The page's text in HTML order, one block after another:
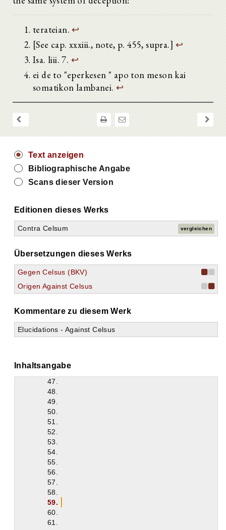
terateian. ↩
[See cap. xxxiii., note, p. 455, supra.]↩
Isa. liii. 7. ↩
ei de to "eperkesen " apo ton meson kai
somatikon lambanei. ↩
Text anzeigen
Bibliographische Angabe
Scans dieser Version
Editionen dieses Werks
Contra Celsum vergleichen
Übersetzungen dieses Werks
Gegen Celsus (BKV)
Origen Against Celsus
Kommentare zu diesem Werk
Elucidations - Against Celsus
Inhaltsangabe
10.
12.
14.
15.
17.
18.
25.
26.
27.
30.
31.
32.
34.
36.
38.
40.
41.
42.
46.
47.
48.
49.
50.
51.
52.
53.
54.
55.
56.
57.
58.
59.
60.
61.